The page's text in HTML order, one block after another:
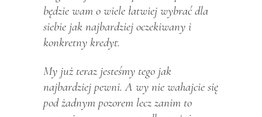
będzie wam o wiele łatwiej wybrać dla
siebie jak najbardziej oczekiwany i
konkretny kredyt.
My już teraz jesteśmy tego jak
najbardziej pewni. A wy nie wahajcie się
pod żadnym pozorem lecz zanim to